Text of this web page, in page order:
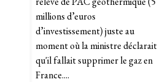
millions d’euros
d’investissement) juste au
moment où la ministre déclarait
qu'il fallait supprimer le gaz en
France....